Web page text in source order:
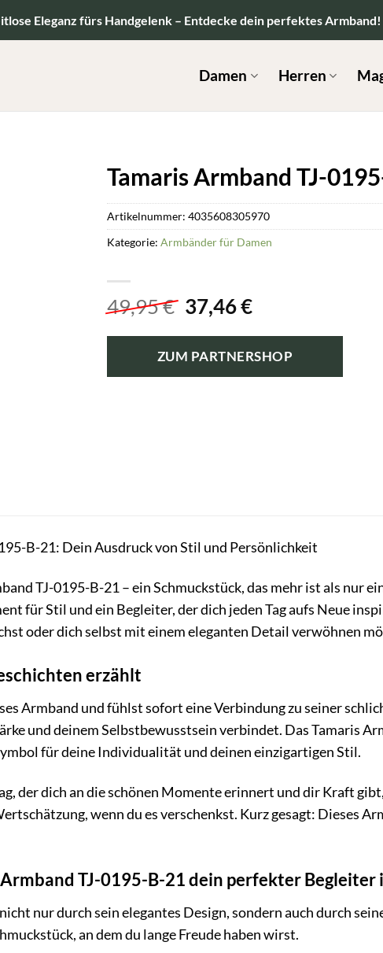
Eleganz fürs Handgelenk – Entdecke dein perfektes Armband!
Damen Herren
Tamaris Armband TJ-
49,95€ Ursprünglicher
war:
49,95 €
37,46€Aktueller
ist:
37,46 €.
ZUM PARTNERSHOP
Artikelnummer: 4035608305970
Kategorie: Armbänder für Damen
B-21: Dein Ausdruck von Stil und Persönlichkeit
TJ-0195-B-21 – ein Schmuckstück, das mehr ist als nur
für Stil und ein Begleiter, der dich jeden Tag aufs Neue
oder dich selbst mit einem eleganten Detail verwöhnen
erzählt
Armband und fühlst sofort eine Verbindung zu seiner
und deinem Selbstbewusstsein verbindet. Das Tamaris
für deine Individualität und deinen einzigartigen Stil.
der dich an die schönen Momente erinnert und dir Kraft
wenn du es verschenkst. Kurz gesagt: Dieses
TJ-0195-B-21 dein perfekter Begleiter
nur durch sein elegantes Design, sondern auch durch
an dem du lange Freude haben wirst.